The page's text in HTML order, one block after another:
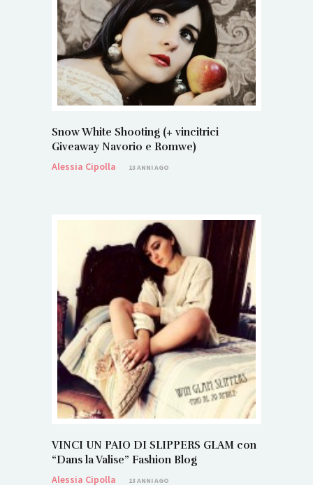
Snow White Shooting (+ vincitrici
Giveaway Navorio e Romwe)
Alessia Cipolla
13 ANNI AGO
VINCI UN PAIO DI SLIPPERS GLAM con
“Dans la Valise” Fashion Blog
Alessia Cipolla
13 ANNI AGO